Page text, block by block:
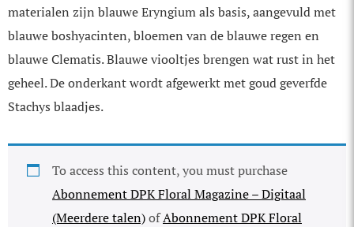
materialen zijn blauwe Eryngium als basis, aangevuld met
blauwe boshyacinten, bloemen van de blauwe regen en
blauwe Clematis. Blauwe viooltjes brengen wat rust in het
geheel. De onderkant wordt afgewerkt met goud geverfde
Stachys blaadjes.
To access this content, you must purchase
Abonnement DPK Floral Magazine – Digitaal
(Meerdere talen)ofAbonnement DPK Floral